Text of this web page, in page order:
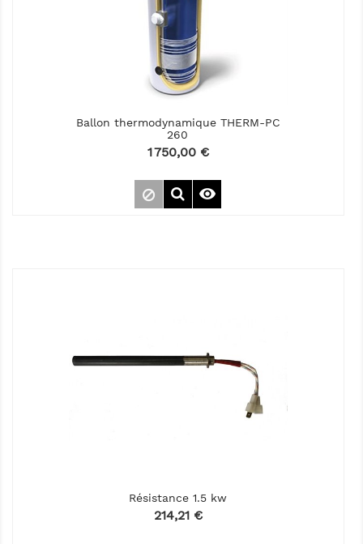
Ballon thermodynamique THERM-PC
260
Prix
1 750,00 €

Résistance 1.5 kw
Prix
214,21 €